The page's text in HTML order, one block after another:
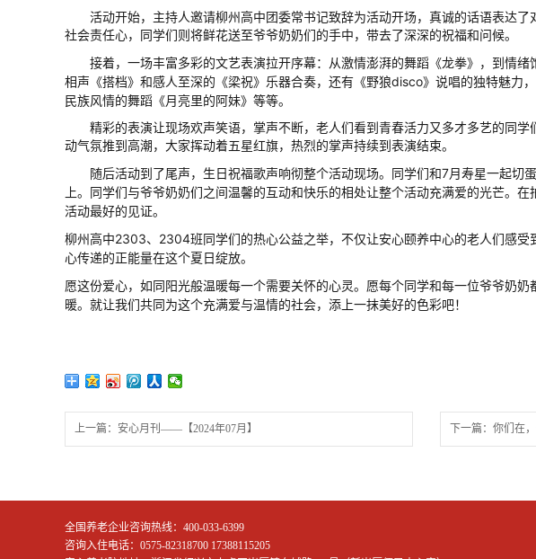
活动开始，主持人邀请柳州高中团委常书记致辞为活动开场，真诚的话语表达
社会责任心，同学们则将鲜花送至爷爷奶奶们的手中，带去了深深的祝福和问候。
接着，一场丰富多彩的文艺表演拉开序幕：从激情澎湃的舞蹈《龙拳》，到情
相声《搭档》和感人至深的《梁祝》乐器合奏，还有《野狼disco》说唱的独特魅力
民族风情的舞蹈《月亮里的阿妹》等等。
精彩的表演让现场欢声笑语，掌声不断，老人们看到青春活力又多才多艺的同
动气氛推到高潮，大家挥动着五星红旗，热烈的掌声持续到表演结束。
随后活动到了尾声，生日祝福歌声响彻整个活动现场。同学们和7月寿星一起切
上。同学们与爷爷奶奶们之间温馨的互动和快乐的相处让整个活动充满爱的光芒。
活动最好的见证。
柳州高中2303、2304班同学们的热心公益之举，不仅让安心颐养中心的老人们感受
心传递的正能量在这个夏日绽放。
愿这份爱心，如同阳光般温暖每一个需要关怀的心灵。愿每个同学和每一位爷爷奶
暖。就让我们共同为这个充满爱与温情的社会，添上一抹美好的色彩吧！
上一篇：安心月刊——【2024年07月】 下一篇：你们在
全国养老企业咨询热线：400-033-6399
咨询入住电话：0575-82318700 17388115205